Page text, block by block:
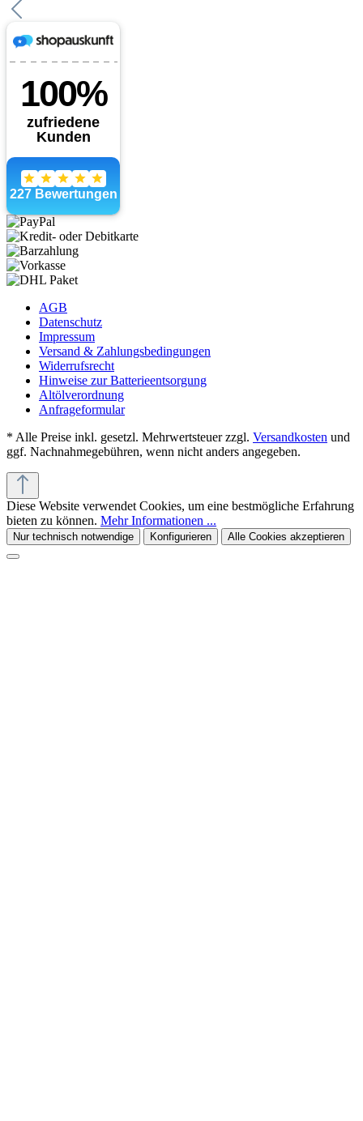
AGB
Datenschutz
Impressum
Versand & Zahlungsbedingungen
Widerrufsrecht
Hinweise zur Batterieentsorgung
Altölverordnung
Anfrageformular
* Alle Preise inkl. gesetzl. Mehrwertsteuer zzgl. Versandkosten und
ggf. Nachnahmegebühren, wenn nicht anders angegeben.
Diese Website verwendet Cookies, um eine bestmögliche Erfahrung
bieten zu können. Mehr Informationen ...
Nur technisch notwendige Konfigurieren Alle Cookies akzeptieren